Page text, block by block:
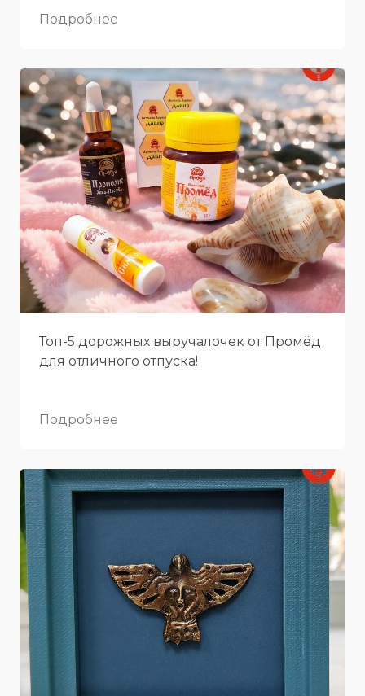
Подробнее
Топ-5 дорожных выручалочек от Промёд
для отличного отпуска!
Подробнее